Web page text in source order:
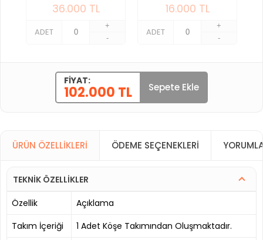
36.000 TL
ADET
+
-
16.000 TL
ADET
+
-
FIYAT:
102.000 TL Sepete Ekle
ÜRÜN ÖZELLIKLERI ÖDEME SEÇENEKLERI
TEKNİK ÖZELLİKLER
Özellik
Açıklama
Takım İçeriği
1 Adet Köşe Takımından Oluşmaktadır.